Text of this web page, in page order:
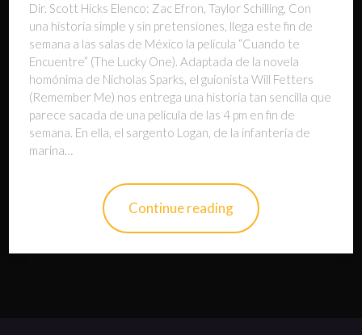
Dir. Scott Hicks Elenco: Zac Efron, Taylor Schilling, Con
una historia simple y sin pretensiones, llega este fin de
semana a las salas de México la película “Cuando te
Encuentre” (The Lucky One). Adaptada de la novela
homónima de Nicholas Sparks, el guionista Will Fetters
(Remember Me) nos entrega una historia tan sencilla que
parece sacada de una película de las 4 pm en fin de
semana. En ella, el sargento Logan, de la infantería de
marina…
Continue reading